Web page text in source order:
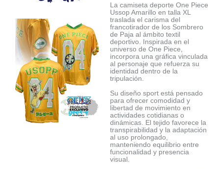
La camiseta deporte One Piece
Ussop Amarillo en talla XL
traslada el carisma del
francotirador de los Sombrero
de Paja al ámbito textil
deportivo. Inspirada en el
universo de One Piece,
incorpora una gráfica vinculada
al personaje que refuerza su
identidad dentro de la
tripulación.
Su diseño sport está pensado
para ofrecer comodidad y
libertad de movimiento en
actividades cotidianas o
dinámicas. El tejido favorece la
transpirabilidad y la adaptación
al uso prolongado,
manteniendo equilibrio entre
funcionalidad y presencia
visual.